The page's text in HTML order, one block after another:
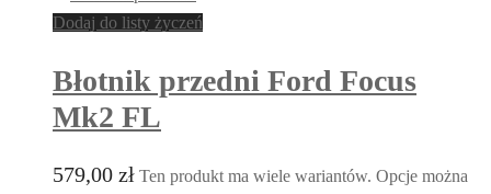
Dodaj do listy życzeń
Błotnik przedni Ford Focus
Mk2 FL
579,00 zł Ten produkt ma wiele wariantów. Opcje można